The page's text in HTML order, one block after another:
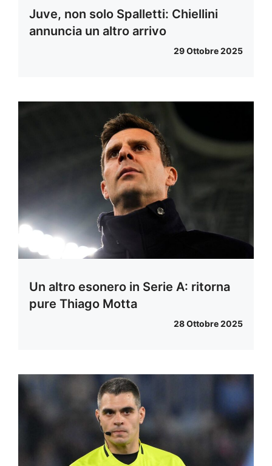
Juve, non solo Spalletti: Chiellini
annuncia un altro arrivo
29 Ottobre 2025
Un altro esonero in Serie A: ritorna
pure Thiago Motta
28 Ottobre 2025